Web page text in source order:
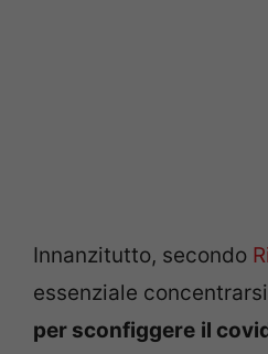
Innanzitutto, secondo
essenziale
per sconfiggere il